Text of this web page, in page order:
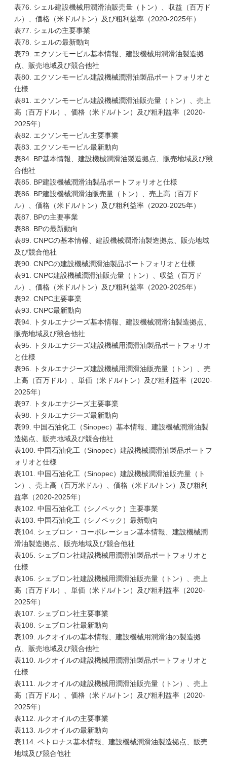
表76. シェル建設機械用潤滑油販売量（トン）、収益（百万ド
ル）、価格（米ドル/トン）及び粗利益率（2020-2025年）
表77. シェルの主要事業
表78. シェルの最新動向
表79. エクソンモービル基本情報、建設機械用潤滑油製造拠
点、販売地域及び競合他社
表80. エクソンモービル建設機械潤滑油製品ポートフォリオと
仕様
表81. エクソンモービル建設機械潤滑油販売量（トン）、売上
高（百万ドル）、価格（米ドル/トン）及び粗利益率（2020-
2025年）
表82. エクソンモービル主要事業
表83. エクソンモービル最新動向
表84. BP基本情報、建設機械潤滑油製造拠点、販売地域及び競
合他社
表85. BP建設機械潤滑油製品ポートフォリオと仕様
表86. BP建設機械潤滑油販売量（トン）、売上高（百万ド
ル）、価格（米ドル/トン）及び粗利益率（2020-2025年）
表87. BPの主要事業
表88. BPの最新動向
表89. CNPCの基本情報、建設機械潤滑油製造拠点、販売地域
及び競合他社
表90. CNPCの建設機械潤滑油製品ポートフォリオと仕様
表91. CNPC建設機械潤滑油販売量（トン）、収益（百万ド
ル）、価格（米ドル/トン）及び粗利益率（2020-2025年）
表92. CNPC主要事業
表93. CNPC最新動向
表94. トタルエナジーズ基本情報、建設機械潤滑油製造拠点、
販売地域及び競合他社
表95. トタルエナジーズ建設機械用潤滑油製品ポートフォリオ
と仕様
表96. トタルエナジーズ建設機械用潤滑油販売量（トン）、売
上高（百万ドル）、単価（米ドル/トン）及び粗利益率（2020-
2025年）
表97. トタルエナジーズ主要事業
表98. トタルエナジーズ最新動向
表99. 中国石油化工（Sinopec）基本情報、建設機械潤滑油製
造拠点、販売地域及び競合他社
表100. 中国石油化工（Sinopec）建設機械潤滑油製品ポートフ
ォリオと仕様
表101. 中国石油化工（Sinopec）建設機械潤滑油販売量（ト
ン）、売上高（百万米ドル）、価格（米ドル/トン）及び粗利
益率（2020-2025年）
表102. 中国石油化工（シノペック）主要事業
表103. 中国石油化工（シノペック）最新動向
表104. シェブロン・コーポレーション基本情報、建設機械潤
滑油製造拠点、販売地域及び競合他社
表105. シェブロン社建設機械用潤滑油製品ポートフォリオと
仕様
表106. シェブロン社建設機械用潤滑油販売量（トン）、売上
高（百万ドル）、単価（米ドル/トン）及び粗利益率（2020-
2025年）
表107. シェブロン社主要事業
表108. シェブロン社最新動向
表109. ルクオイルの基本情報、建設機械用潤滑油の製造拠
点、販売地域及び競合他社
表110. ルクオイルの建設機械用潤滑油製品ポートフォリオと
仕様
表111. ルクオイルの建設機械用潤滑油販売量（トン）、売上
高（百万ドル）、価格（米ドル/トン）及び粗利益率（2020-
2025年）
表112. ルクオイルの主要事業
表113. ルクオイルの最新動向
表114. ペトロナス基本情報、建設機械潤滑油製造拠点、販売
地域及び競合他社